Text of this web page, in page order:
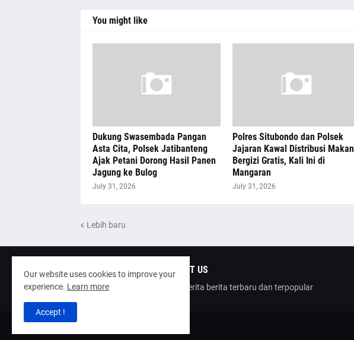
You might like
Dukung Swasembada Pangan
Asta Cita, Polsek Jatibanteng
Ajak Petani Dorong Hasil Panen
Jagung ke Bulog
July 31, 2026
Polres Situbondo dan Polsek
Jajaran Kawal Distribusi Makan
Bergizi Gratis, Kali Ini di
Mangaran
July 31, 2026
Lebih baru
ABOUT US
poinberita berita terbaru dan terpopular
Our website uses cookies to improve your
experience. Learn more
Accept !